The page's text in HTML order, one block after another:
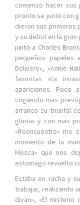
comenzo hacer
pronto se junto con
dieron sus primeros
y su debut en la gran
junto a Charles
pequeños papeles
Delivery», «Annie
favoritas «La
apariciones. Poco
cogiendo mas
arranco su triunfal
gloria» y con mas
«Reencuentro» me
momento de la
Mosca» que nos
estomago revuelto
Estaba en racha y
trabajar, realizando
divan», «El misterio